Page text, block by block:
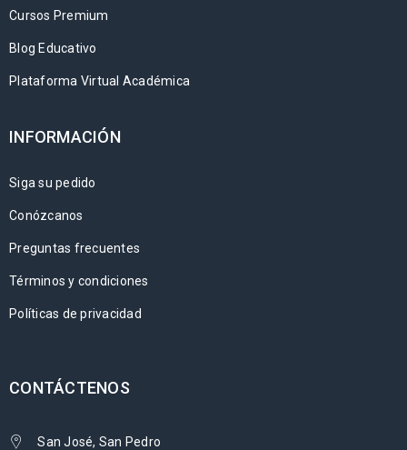
Cursos Premium
Blog Educativo
Plataforma Virtual Académica
INFORMACIÓN
Siga su pedido
Conózcanos
Preguntas frecuentes
Términos y condiciones
Políticas de privacidad
CONTÁCTENOS
San José, San Pedro